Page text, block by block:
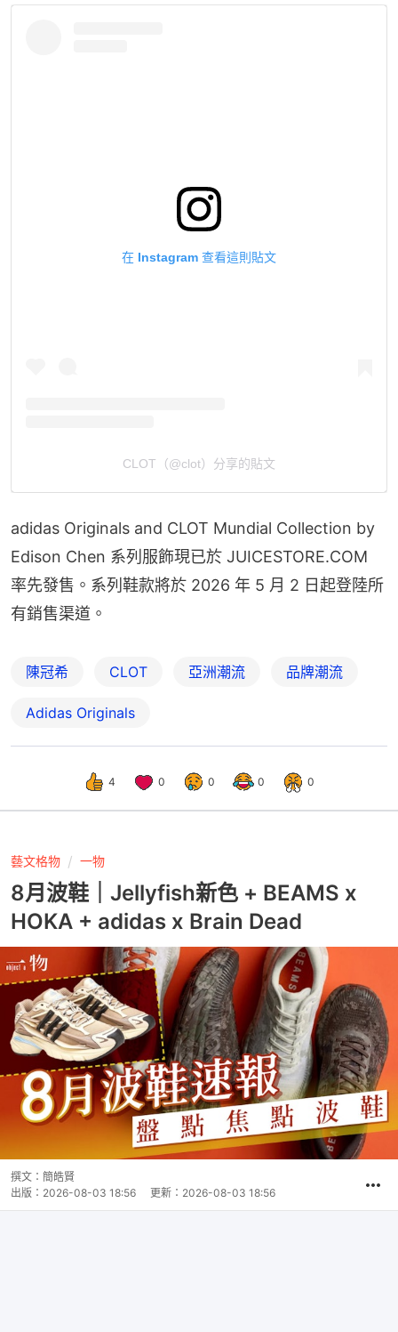
在 Instagram 查看這則貼文
CLOT（@clot）分享的貼文
adidas Originals and CLOT Mundial Collection by
Edison Chen 系列服飾現已於 JUICESTORE.COM
率先發售。系列鞋款將於 2026 年 5 月 2 日起登陸所
有銷售渠道。
陳冠希 CLOT 亞洲潮流 品牌潮流
Adidas Originals
4 0 0 0 0
藝文格物 一物
8月波鞋｜Jellyfish新色 + BEAMS x
HOKA + adidas x Brain Dead
撰文： 簡皓賢
出版： 2026-08-03 18:56 更新： 2026-08-03 18:56